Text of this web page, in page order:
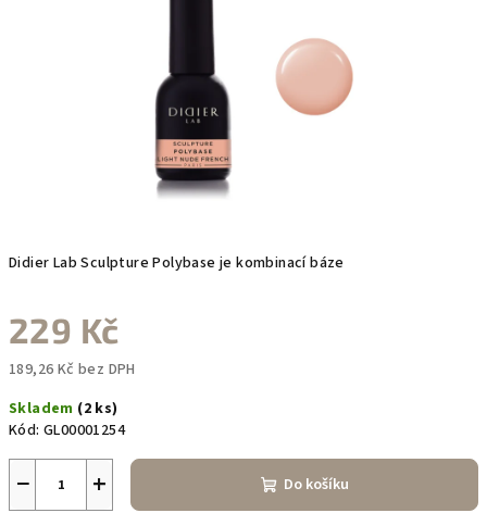
Didier Lab Sculpture Polybase je kombinací báze
229 Kč
189,26 Kč bez DPH
cena:
Skladem (2 ks)
Kód: GL00001254
+
− Do košíku